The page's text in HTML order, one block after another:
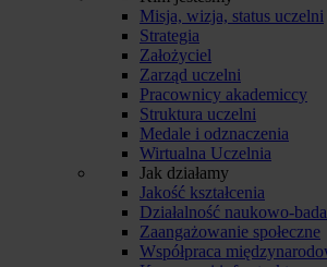
Misja, wizja, status uczelni
Strategia
Założyciel
Zarząd uczelni
Pracownicy akademiccy
Struktura uczelni
Medale i odznaczenia
Wirtualna Uczelnia
Jak działamy
Jakość kształcenia
Działalność naukowo-
Zaangażowanie społeczne
Współpraca